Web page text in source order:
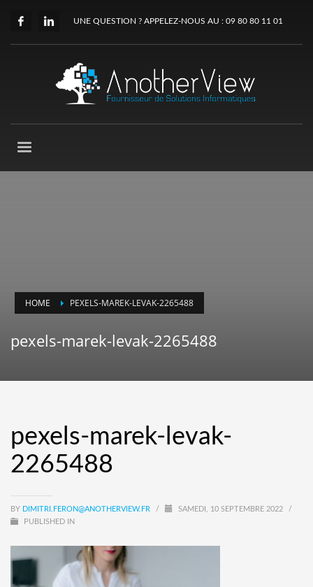
UNE QUESTION ? APPELEZ-NOUS AU : 09 80 80 11 01
HOME PEXELS-MAREK-LEVAK-2265488
pexels-marek-levak-2265488
pexels-marek-levak-
2265488
BY DIMITRI.FERON@ANOTHERVIEW.FR / SAMEDI, 10 SEPTEMBRE 2022
/
PUBLISHED IN